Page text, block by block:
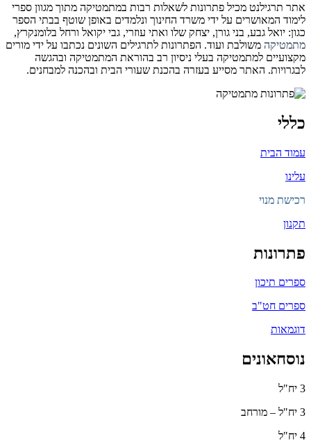
אתר תרגילנט מכיל פתרונות לשאלות רבות במתמטיקה מתוך מגוון ספרי
לימוד המאושרים על ידי משרד החינוך ונלמדים באופן שוטף בבתי הספר
כגון: יואל גבע, בני גורן, יצחק שלו ואתי עוזרי, גבי יקואל ורחל בלומנקרץ,
מתמטיקה משולבת ועוד. הפתרונות לתרגילים השונים נכתבו על ידי מורים
מקצועיים למתמטיקה בעלי ניסיון רב בהוראת המתמטיקה ובהגשה
לבגרויות. האתר מסייע בעזרה בהכנת שעורי הבית ובהכנה למבחנים.
כללי
עמוד הבית
עלינו
רכישת מנוי
תקנון
פתרונות
ספרים תיכון
ספרים חט"ב
דוגמאות
נוסחאונים
3 יח"ל
3 יח"ל – מורחב
4 יח"ל